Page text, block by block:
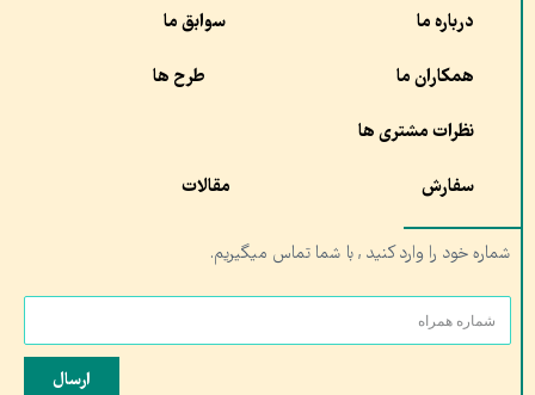
درباره ما سوابق ما
همکاران ما طرح ها
نظرات مشتری ها
سفارش مقالات
شماره خود را وارد کنید , با شما تماس میگیریم.
ارسال